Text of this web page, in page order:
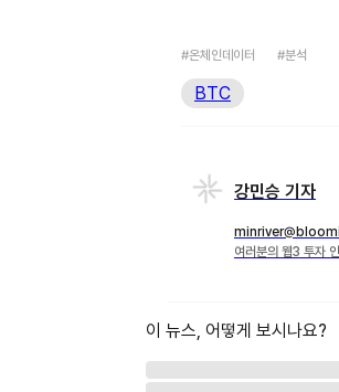
#온체인데이터 #분석
BTC
강민승 기자
여러분의 웹3 투자
이 뉴스, 어떻게 보시나요?